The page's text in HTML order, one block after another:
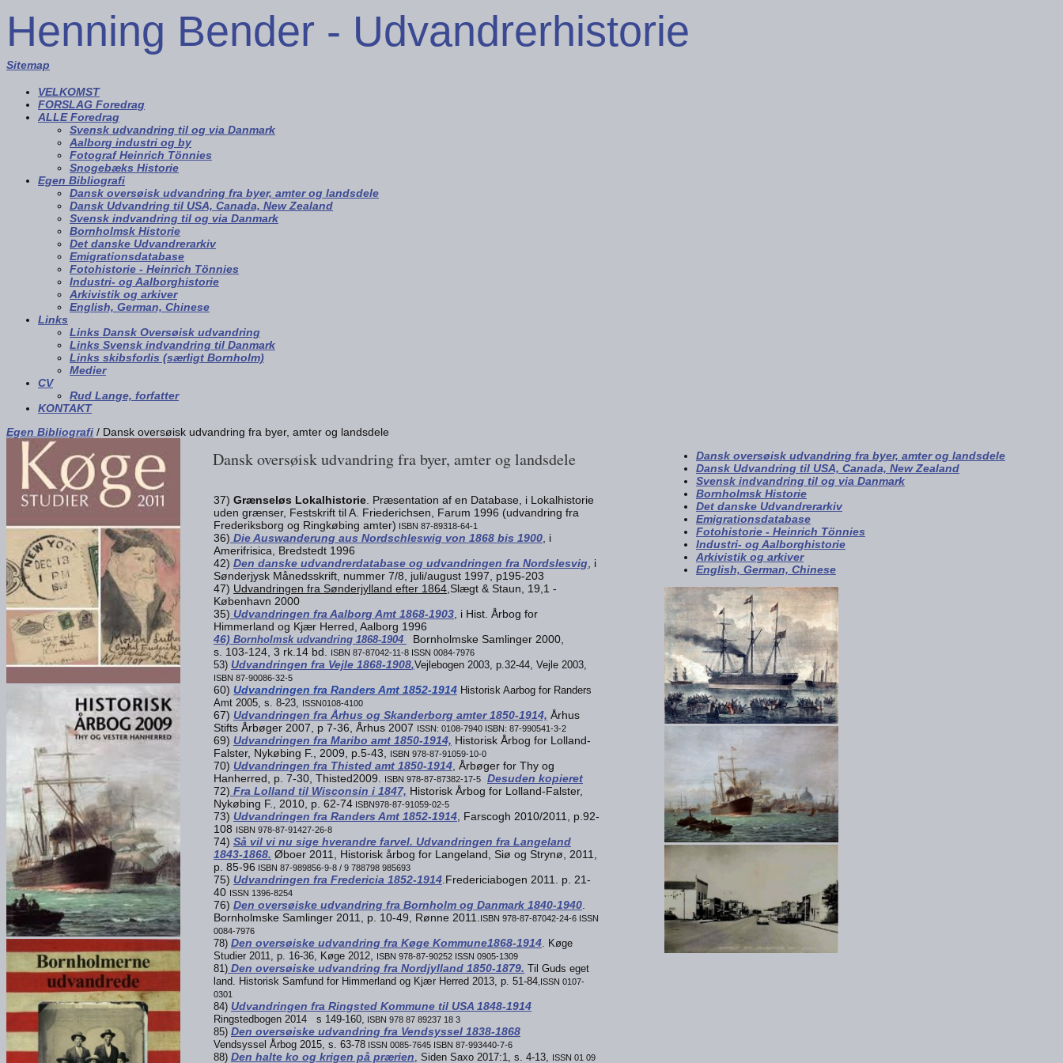
Henning Bender - Udvandrerhistorie
Sitemap
VELKOMST
FORSLAG Foredrag
ALLE Foredrag
Svensk udvandring til og via Danmark
Aalborg industri og by
Fotograf Heinrich Tönnies
Snogebæks Historie
Egen Bibliografi
Dansk oversøisk udvandring fra byer, amter og landsdele
Dansk Udvandring til USA, Canada, New Zealand
Svensk indvandring til og via Danmark
Bornholmsk Historie
Det danske Udvandrerarkiv
Emigrationsdatabase
Fotohistorie - Heinrich Tönnies
Industri- og Aalborghistorie
Arkivistik og arkiver
English, German, Chinese
Links
Links Dansk Oversøisk udvandring
Links Svensk indvandring til Danmark
Links skibsforlis (særligt Bornholm)
Medier
CV
Rud Lange, forfatter
KONTAKT
Egen Bibliografi / Dansk oversøisk udvandring fra byer, amter og landsdele
Dansk oversøisk udvandring fra byer, amter og landsdele
37) Grænseløs Lokalhistorie . Præsentation af en Database, i Lokalhistorie
uden grænser, Festskrift til A. Friederichsen, Farum 1996 (udvandring fra
Frederiksborg og Ringkøbing amter) ISBN 87-89318-64-1
36) Die Auswanderung aus Nordschleswig von 1868 bis 1900 , i
Amerifrisica, Bredstedt 1996
42) Den danske udvandrerdatabase og udvandringen fra Nordslesvig , i
Sønderjysk Månedsskrift, nummer 7/8, juli/august 1997, p195-203
47) Udvandringen fra Sønderjylland efter 1864 ,Slægt & Staun, 19,1 -
København 2000
35) Udvandringen fra Aalborg Amt 1868-1903 , i Hist. Årbog for
Himmerland og Kjær Herred, Aalborg 1996
46) Bornholmsk udvandring 1868-1904
Bornholmske Samlinger 2000,
s. 103-124, 3 rk.14 bd.
ISBN 87-87042-11-8 ISSN 0084-7976
53) Udvandringen fra Vejle 1868-1908,Vejlebogen 2003, p.32-44, Vejle 2003,
ISBN 87-90086-32-5
60) Udvandringen fra Randers Amt 1852-1914 Historisk Aarbog for Randers
Amt 2005, s. 8-23, ISSN0108-4100
67) Udvandringen fra Århus og Skanderborg amter 1850-1914, Århus
Stifts Årbøger 2007, p 7-36, Århus 2007 ISSN: 0108-7940 ISBN: 87-990541-3-2
69) Udvandringen fra Maribo amt 1850-1914, Historisk Årbog for Lolland-
Falster, Nykøbing F., 2009, p.5-43,
ISBN 978-87-91059-10-0
70) Udvandringen fra Thisted amt 1850-1914 , Årbøger for Thy og
Hanherred, p. 7-30, Thisted2009.
ISBN 978-87-87382-17-5
Desuden kopieret
72) Fra Lolland til Wisconsin i 1847, Historisk Årbog for Lolland-Falster,
Nykøbing F., 2010, p. 62-74 ISBN978-87-91059-02-5
73) Udvandringen fra Randers Amt 1852-1914 , Farscogh 2010/2011, p.92-
108 ISBN 978-87-91427-26-8
74) Så vil vi nu sige hverandre farvel. Udvandringen fra Langeland
1843-1868. Øboer 2011, Historisk årbog for Langeland, Siø og Strynø, 2011,
p. 85-96 ISBN 87-989856-9-8 / 9 788798 985693
75) Udvandringen fra Fredericia 1852-1914 .Fredericiabogen 2011. p. 21-
40 ISSN 1396-8254
76) Den oversøiske udvandring fra Bornholm og Danmark 1840-1940
Bornholmske Samlinger 2011, p. 10-49, Rønne 2011.
ISBN 978-87-87042-24-6 ISSN
0084-7976
78) Den oversøiske udvandring fra Køge Kommune1868-1914. Køge
Studier 2011, p. 16-36, Køge 2012
ISBN 978-87-90252 ISSN 0905-1309
81) Den oversøiske udvandring fra Nordjylland 1850-1879. Til Guds eget
land. Historisk Samfund for Himmerland og Kjær Herred 2013, p. 51-84 ,ISSN 0107-
0301
84) Udvandringen fra Ringsted Kommune til USA 1848-1914
Ringstedbogen 2014 s 149-160, ISBN 978 87 89237 18 3
85) Den oversøiske udvandring fra Vendsyssel 1838-1868
Vendsyssel Årbog 2015, s. 63-78 ISSN 0085-7645 ISBN 87-993440-7-6
88) Den halte ko og krigen på prærien, Siden Saxo 2017:1, s. 4-13, ISSN 01 09
Dansk oversøisk udvandring fra byer, amter og landsdele
Dansk Udvandring til USA, Canada, New Zealand
Svensk indvandring til og via Danmark
Bornholmsk Historie
Det danske Udvandrerarkiv
Emigrationsdatabase
Fotohistorie - Heinrich Tönnies
Industri- og Aalborghistorie
Arkivistik og arkiver
English, German, Chinese